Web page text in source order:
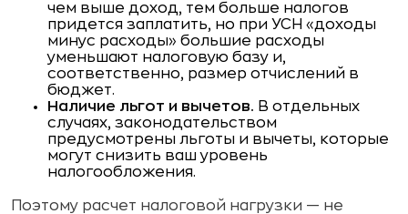
чем выше доход, тем больше налогов
придется заплатить, но при УСН «доходы
минус расходы» большие расходы
уменьшают налоговую базу и,
соответственно, размер отчислений в
бюджет.
Наличие льгот и вычетов. В отдельных
случаях, законодательством
предусмотрены льготы и вычеты, которые
могут снизить ваш уровень
налогообложения.
Поэтому расчет налоговой нагрузки — не